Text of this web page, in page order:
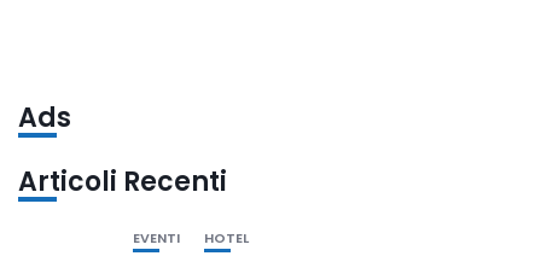
Ads
Articoli Recenti
EVENTI HOTEL